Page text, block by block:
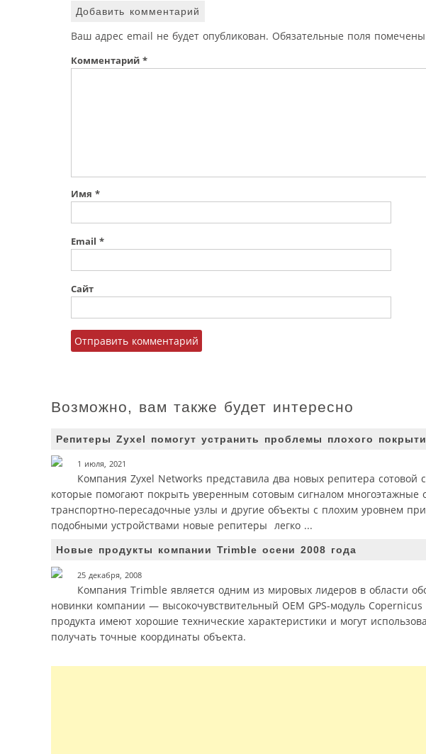
Добавить комментарий
Ваш адрес email не будет опубликован. Обязательные поля помечены
Комментарий *
Имя *
Email *
Сайт
Возможно, вам также будет интересно
Репитеры Zyxel помогут устранить проблемы плохого
1 июля, 2021
Компания Zyxel Networks представила два новых репитера сотовой
которые помогают покрыть уверенным сотовым сигналом
транспортно-пересадочные узлы и другие объекты с плохим уровнем
подобными устройствами новые репитеры легко ...
Новые продукты компании Trimble осени 2008 года
25 декабря, 2008
Компания Trimble является одним из мировых лидеров в области
новинки компании — высокочувствительный OEM GPS-модуль
продукта имеют хорошие технические характеристики и могут
получать точные координаты объекта.